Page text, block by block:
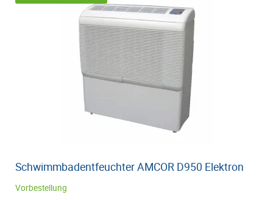
Schwimmbadentfeuchter AMCOR D950 Elektron
Vorbestellung